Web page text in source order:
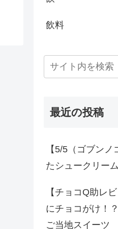
飲料
最近の投稿
【5/5（ゴブン
たシュークリー
【チョコQ助レ
にチョコがけ！
ご当地スイーツ